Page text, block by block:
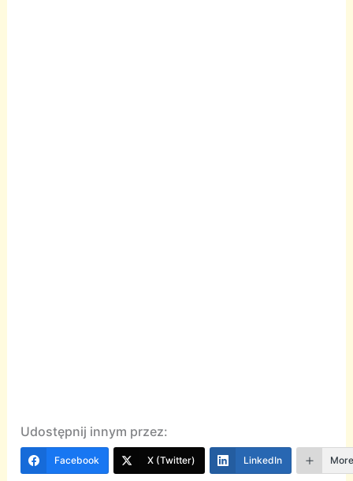
Udostępnij innym przez:
Facebook X (Twitter) LinkedIn